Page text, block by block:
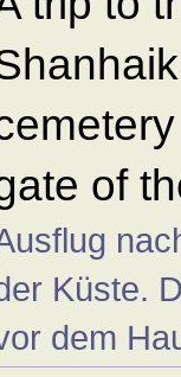
of
Küste.
dem